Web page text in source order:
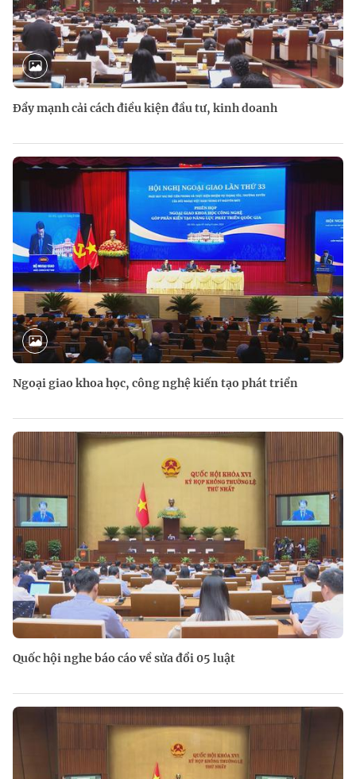
Đẩy mạnh cải cách điều kiện đầu tư, kinh doanh
Ngoại giao khoa học, công nghệ kiến tạo phát triển
Quốc hội nghe báo cáo về sửa đổi 05 luật